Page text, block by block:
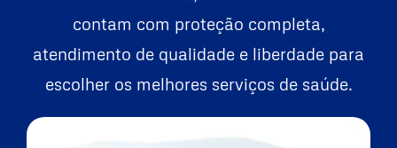
contam com proteção completa,
atendimento de qualidade e liberdade para
escolher os melhores serviços de saúde.